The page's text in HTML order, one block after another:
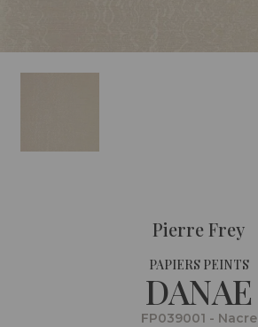
Pierre Frey
PAPIERS PEINTS
DANAE
FP039001 - Nacre